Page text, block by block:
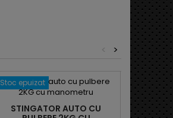
>
<
Stoc epuizat
STINGATOR AUTO CU
Summer